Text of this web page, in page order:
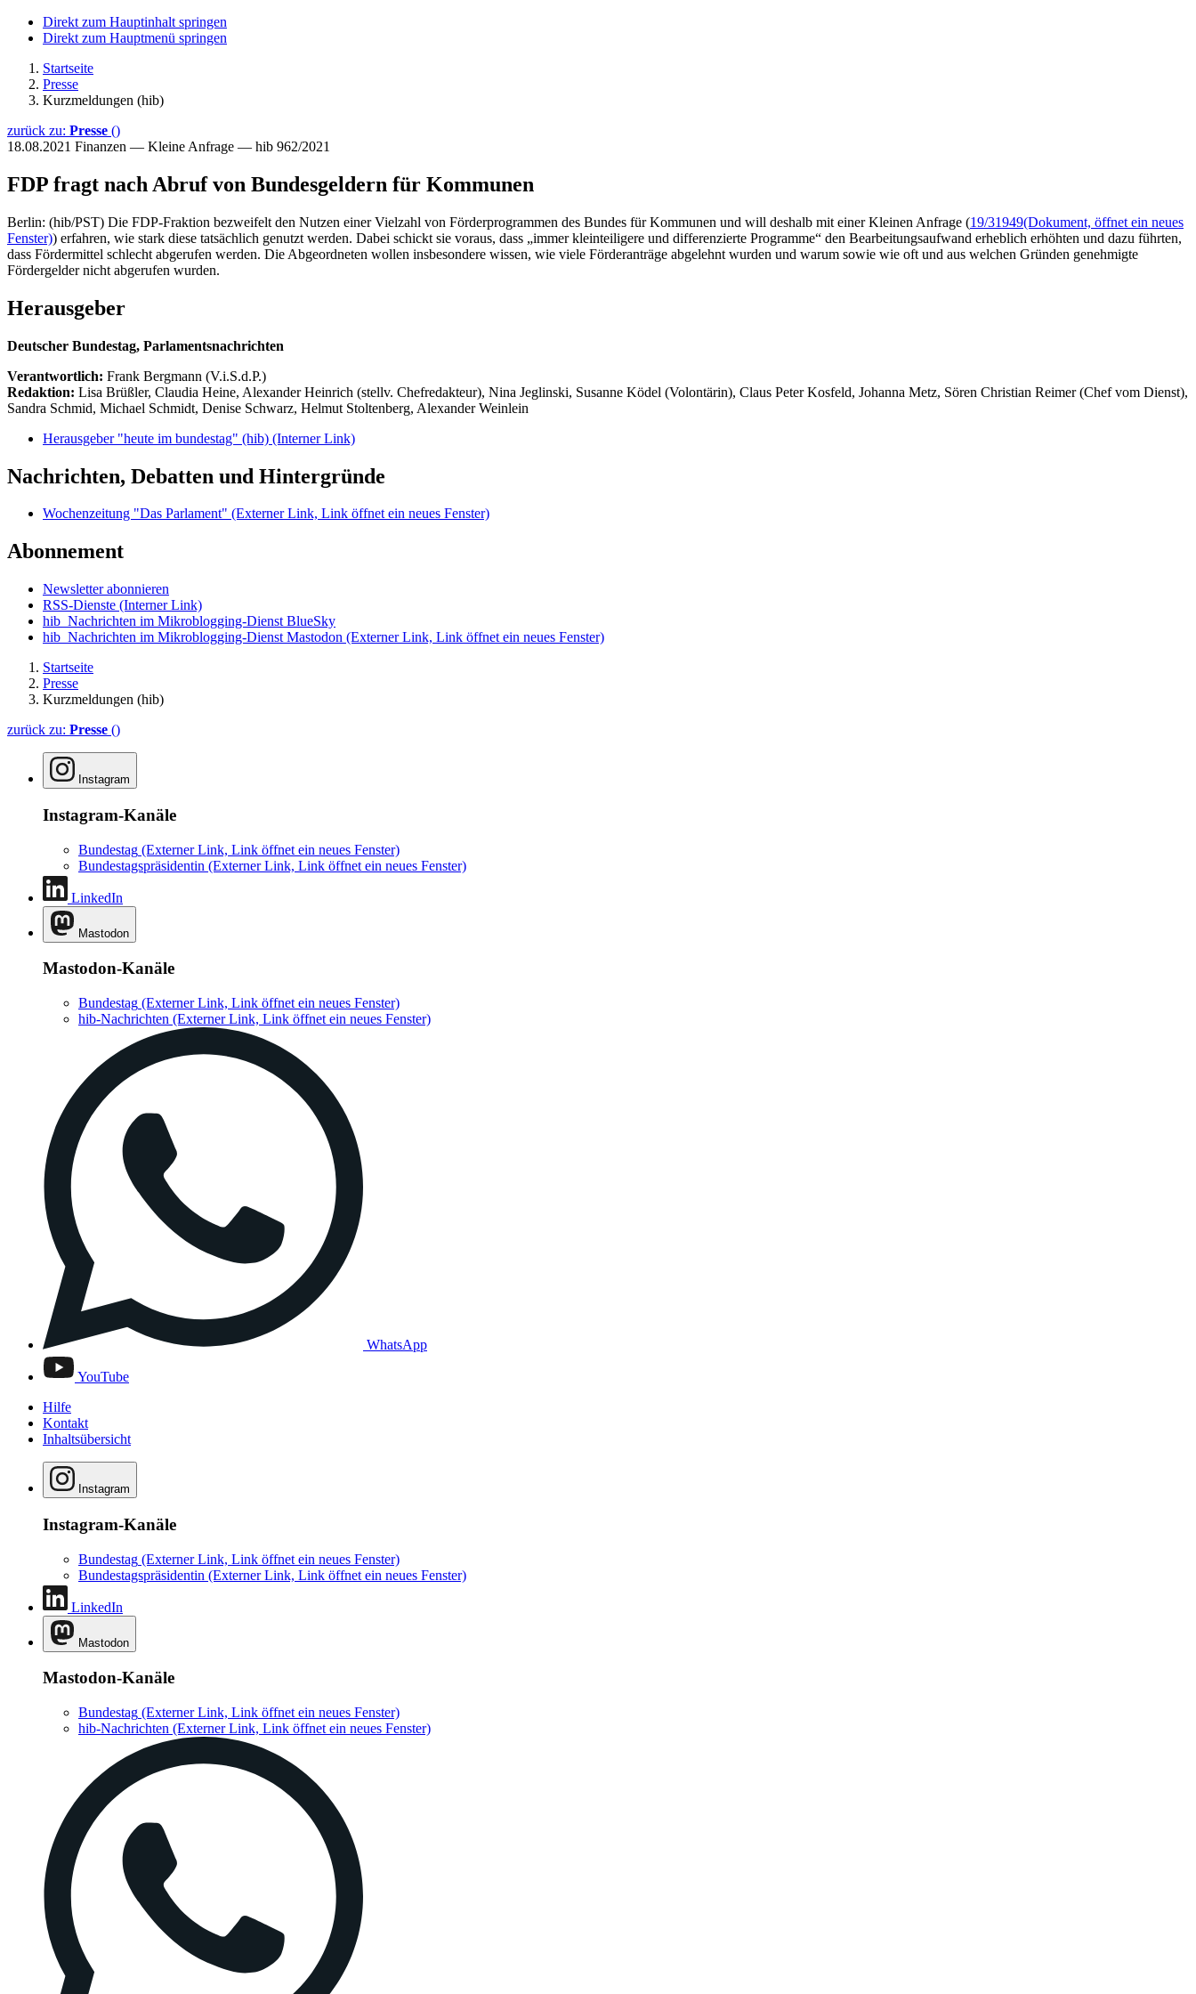
Direkt zum Hauptinhalt springen
Direkt zum Hauptmenü springen
Startseite
Presse
Kurzmeldungen (hib)
zurück zu: Presse ()
18.08.2021 Finanzen — Kleine Anfrage — hib 962/2021
FDP fragt nach Abruf von Bundesgeldern für Kommunen
Berlin: (hib/PST) Die FDP-Fraktion bezweifelt den Nutzen einer Vielzahl von Förderprogrammen des Bundes für Kommunen und will deshalb mit einer Kleinen Anfrage (19/31949(Dokument, öffnet ein neues
Fenster)) erfahren, wie stark diese tatsächlich genutzt werden. Dabei schickt sie voraus, dass „immer kleinteiligere und differenzierte Programme“ den Bearbeitungsaufwand erheblich erhöhten und dazu führten,
dass Fördermittel schlecht abgerufen werden. Die Abgeordneten wollen insbesondere wissen, wie viele Förderanträge abgelehnt wurden und warum sowie wie oft und aus welchen Gründen genehmigte
Fördergelder nicht abgerufen wurden.
Herausgeber
Deutscher Bundestag, Parlamentsnachrichten
Verantwortlich: Frank Bergmann (V.i.S.d.P.)
Redaktion: Lisa Brüßler, Claudia Heine, Alexander Heinrich (stellv. Chefredakteur), Nina Jeglinski, Susanne Ködel (Volontärin), Claus Peter Kosfeld, Johanna Metz, Sören Christian Reimer (Chef vom Dienst),
Sandra Schmid, Michael Schmidt, Denise Schwarz, Helmut Stoltenberg, Alexander Weinlein
Herausgeber "heute im bundestag" (hib) (Interner Link)
Nachrichten, Debatten und Hintergründe
Wochenzeitung "Das Parlament" (Externer Link, Link öffnet ein neues Fenster)
Abonnement
Newsletter abonnieren
RSS-Dienste (Interner Link)
hib_Nachrichten im Mikroblogging-Dienst BlueSky
hib_Nachrichten im Mikroblogging-Dienst Mastodon (Externer Link, Link öffnet ein neues Fenster)
Startseite
Presse
Kurzmeldungen (hib)
zurück zu: Presse ()
Instagram
Instagram-Kanäle
Bundestag (Externer Link, Link öffnet ein neues Fenster)
Bundestagspräsidentin (Externer Link, Link öffnet ein neues Fenster)
LinkedIn
Mastodon
Mastodon-Kanäle
Bundestag (Externer Link, Link öffnet ein neues Fenster)
hib-Nachrichten (Externer Link, Link öffnet ein neues Fenster)
WhatsApp
YouTube
Hilfe
Kontakt
Inhaltsübersicht
Instagram
Instagram-Kanäle
Bundestag (Externer Link, Link öffnet ein neues Fenster)
Bundestagspräsidentin (Externer Link, Link öffnet ein neues Fenster)
LinkedIn
Mastodon
Mastodon-Kanäle
Bundestag (Externer Link, Link öffnet ein neues Fenster)
hib-Nachrichten (Externer Link, Link öffnet ein neues Fenster)